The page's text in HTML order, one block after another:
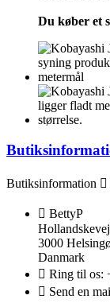
Du køber et
Butiksinformation 
 BettyP
3000
Danmark
 Ring til os:
 Send en